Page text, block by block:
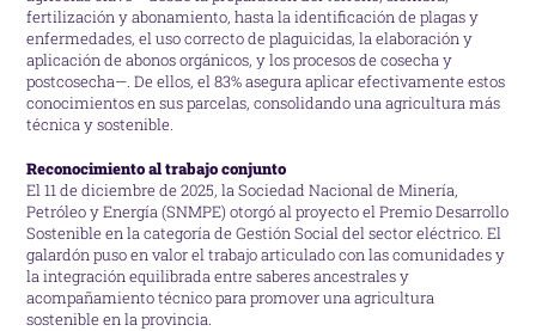
fertilización y abonamiento, hasta la identificación de plagas y
enfermedades, el uso correcto de plaguicidas, la elaboración y
aplicación de abonos orgánicos, y los procesos de cosecha y
postcosecha—. De ellos, el 83% asegura aplicar efectivamente estos
conocimientos en sus parcelas, consolidando una agricultura más
técnica y sostenible.
Reconocimiento al trabajo conjunto
El 11 de diciembre de 2025, la Sociedad Nacional de Minería,
Petróleo y Energía (SNMPE) otorgó al proyecto el Premio Desarrollo
Sostenible en la categoría de Gestión Social del sector eléctrico. El
galardón puso en valor el trabajo articulado con las comunidades y
la integración equilibrada entre saberes ancestrales y
acompañamiento técnico para promover una agricultura
sostenible en la provincia.